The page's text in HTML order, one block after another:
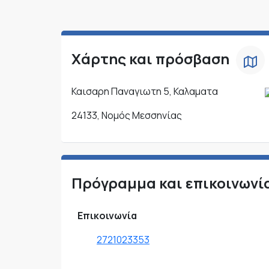
Χάρτης και πρόσβαση
Καισαρη Παναγιωτη 5, Καλαματα
24133, Νομός Μεσσηνίας
Πρόγραμμα και
Επικοινωνία
2721023353